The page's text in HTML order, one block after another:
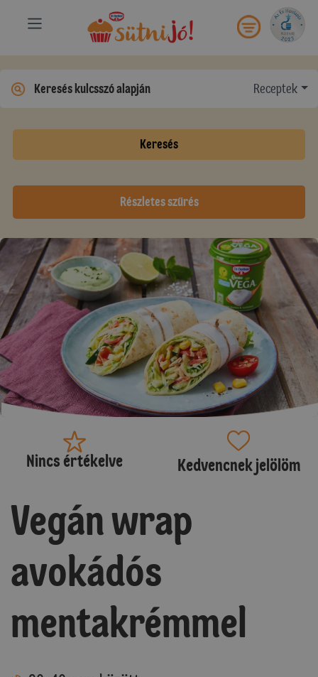
Receptek
Keresés
Részletes szűrés
Nincs értékelve Kedvencnek jelölöm
Vegán wrap
avokádós
mentakrémmel